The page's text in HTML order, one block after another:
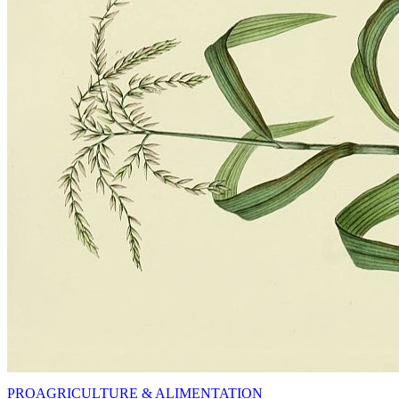
PROAGRICULTURE & ALIMENTATION